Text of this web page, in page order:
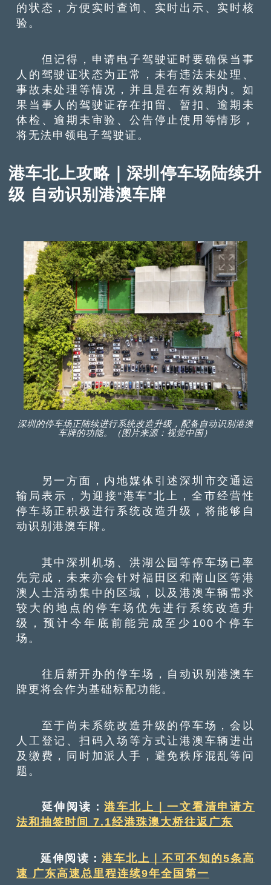
的状态，方便实时查询、实时出示、实时核
验。
但记得，申请电子驾驶证时要确保当事
人的驾驶证状态为正常，未有违法未处理、
事故未处理等情况，并且是在有效期内。如
果当事人的驾驶证存在扣留、暂扣、逾期未
体检、逾期未审验、公告停止使用等情形，
将无法申领电子驾驶证。
港车北上攻略｜深圳停车场陆续升
级 自动识别港澳车牌
深圳的停车场正陆续进行系统改造升级，配备自动识别港澳
车牌的功能。（图片来源：视觉中国）
另一方面，内地媒体引述深圳市交通运
输局表示，为迎接“港车”北上，全市经营性
停车场正积极进行系统改造升级，将能够自
动识别港澳车牌。
其中深圳机场、洪湖公园等停车场已率
先完成，未来亦会针对福田区和南山区等港
澳人士活动集中的区域，以及港澳车辆需求
较大的地点的停车场优先进行系统改造升
级，预计今年底前能完成至少100个停车
场。
往后新开办的停车场，自动识别港澳车
牌更将会作为基础标配功能。
至于尚未系统改造升级的停车场，会以
人工登记、扫码入场等方式让港澳车辆进出
及缴费，同时加派人手，避免秩序混乱等问
题。
延伸阅读：港车北上｜一文看清申请方
法和抽签时间 7.1经港珠澳大桥往返广东
延伸阅读： 港车北上｜不可不知的5条高
速 广东高速总里程连续9年全国第一